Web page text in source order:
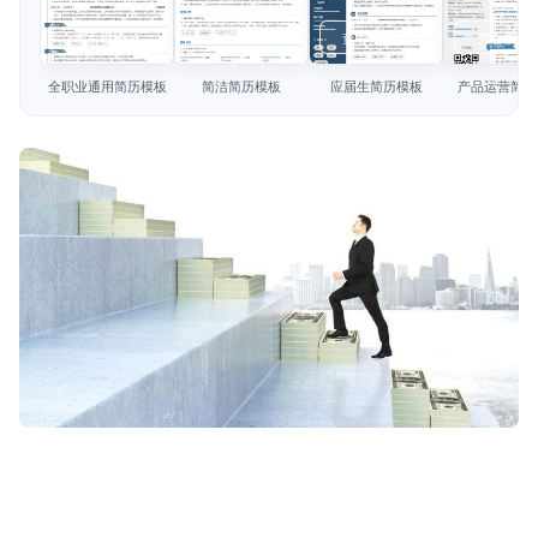
简历模板
简历教程
查看模板
全职业通用简历模板
查看模板
简洁简历模板
查看模板
应届生简历模板
查看模板
产品运营简